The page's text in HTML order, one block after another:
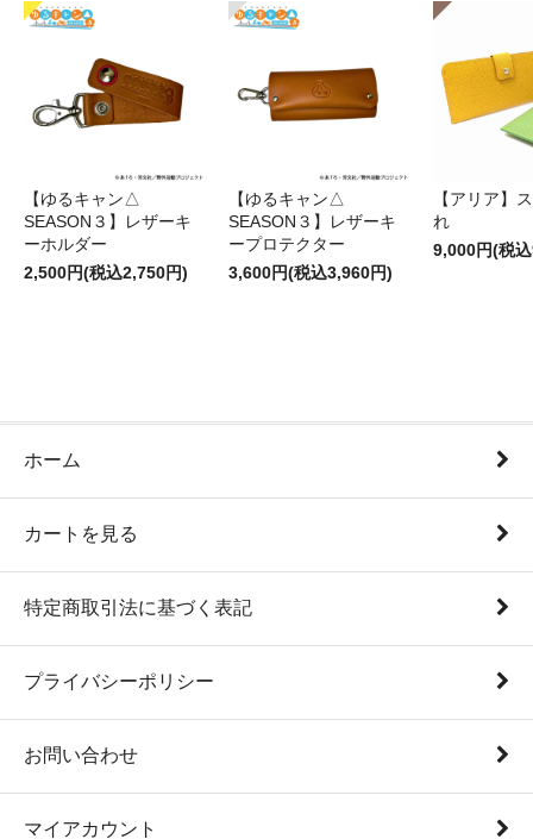
【ゆるキャン△
SEASON３】レザーキ
ーホルダー
2,500円(税込2,750円)
【ゆるキャン△
SEASON３】レザーキ
ープロテクター
3,600円(税込3,960円)
【アリア】
れ
9,000円(税
ホーム
カートを見る
特定商取引法に基づく表記
プライバシーポリシー
お問い合わせ
マイアカウント